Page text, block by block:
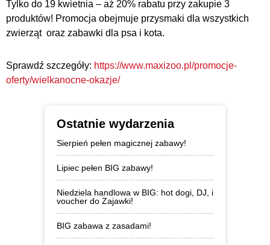
Tylko do 19 kwietnia – aż 20% rabatu przy zakupie 3
produktów! Promocja obejmuje przysmaki dla wszystkich
zwierząt oraz zabawki dla psa i kota.
Sprawdź szczegóły: https://www.maxizoo.pl/promocje-
oferty/wielkanocne-okazje/
Ostatnie wydarzenia
Sierpień pełen magicznej zabawy!
Lipiec pełen BIG zabawy!
Niedziela handlowa w BIG: hot dogi, DJ, i
voucher do Zajawki!
BIG zabawa z zasadami!